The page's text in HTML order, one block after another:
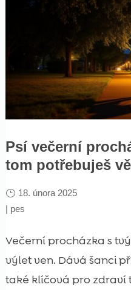
Psí večerní
tom potřebuješ
18. února 2025
| pes
Večerní procházka s
výlet ven. Dává šanci
také klíčová pro zdraví